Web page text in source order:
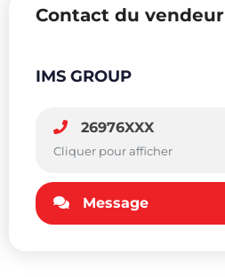
Contact du vendeur
IMS GROUP
26976XXX
Cliquer pour afficher
Message